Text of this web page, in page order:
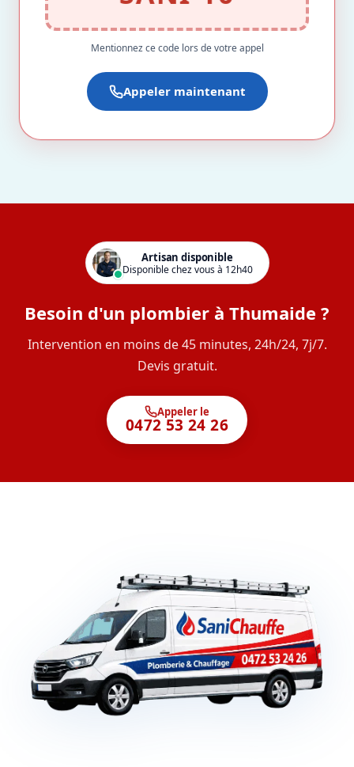
Mentionnez ce code lors de votre appel
Appeler maintenant
Artisan disponible
Disponible chez vous à 12h40
Besoin d'un plombier à Thumaide ?
Intervention en moins de 45 minutes, 24h/24, 7j/7.
Devis gratuit.
Appeler le
0472 53 24 26